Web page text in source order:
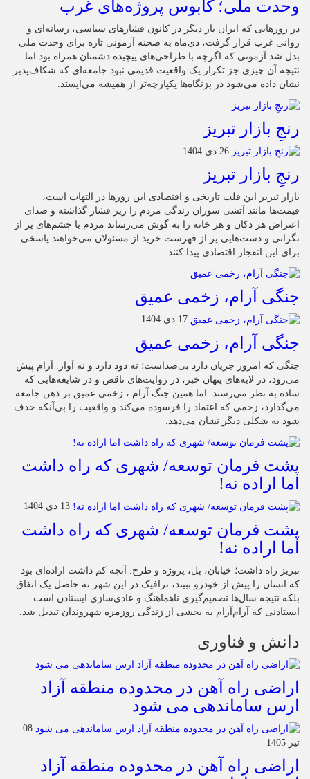
وحدت ملی؛ کابوس پروژه‌های غرب
در روزهایی که ایران بار دیگر در کانون فشارهای سیاسی، رسانه‌ای و
روانی غرب قرار گرفت، دی‌ماه به صحنه آزمونی تازه برای وحدت ملی
بدل شد آزمونی که اگرچه با طراحی‌های پیچیده دشمنان همراه بود اما
نتیجه آن چیزی جز تکرار یک واقعیت قدیمی نبود جامعه‌ای که شکاف‌پذیر
نشان داده می‌شود در بزنگاه‌ها یکپارچه‌تر از همیشه می‌ایستد.
رنجِ بازار تبریز
26 دی 1404
رنجِ بازار تبریز
بازار تبریز این قلب تاریخی و اقتصادی این روزها در التهاب است،
قیمت‌ها مانند آتشی سوزان زندگی مردم را زیر فشار گذاشته و صدای
اعتراض هر دکان و هر خانه را به گوش می‌رساند مردم با چشم‌های پر از
نگرانی و دست‌هایی پر از فهرست خرید از مسئولان می‌خواهند پاسخی
برای این انفجار اقتصادی پیدا کنند.
جنگی آرام، زخمی عمیق
17 دی 1404
جنگی آرام، زخمی عمیق
جنگی که امروز جریان دارد بی‌صداست؛ نه دود دارد و نه آوار. آرام پیش
می‌رود، در لایه‌های پنهان خبر، در روایت‌های ناقص و در شایعه‌هایی که
ساده به نظر می‌رسند. اما همین جنگ آرام ، زخمی عمیق بر ذهن جامعه
می‌گذارد، زخمی که اعتماد را فرسوده می‌کند و واقعیت را بی‌آنکه حذف
شود به شکلی دیگر نشان می‌دهد.
پشت فرمان توسعه/ شهری که راه داشت
اما اراده نه!
13 دی 1404
پشت فرمان توسعه/ شهری که راه داشت
اما اراده نه!
تبریز راه داشت؛ خیابان، پل، پروژه و طرح. آنچه کم داشت اراده‌ای بود
که انسان را پیش از خودرو ببیند، ترافیک در این شهر نه حاصل یک اتفاق
بلکه نتیجه سال‌ها تصمیم‌گیری ناهماهنگ و عادی‌سازی ایستادن است
ایستادنی که آرام‌آرام به بخشی از زندگی روزمره شهروندان تبدیل شد.
دانش و فناوری
اراضی راه آهن در محدوده منطقه آزاد
ارس ساماندهی می شود
08
تیر 1405
اراضی راه آهن در محدوده منطقه آزاد